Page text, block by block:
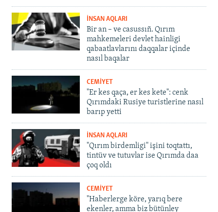
İNSAN AQLARI
Bir an – ve casussıñ. Qırım
mahkemeleri devlet hainligi
qabaatlavlarını daqqalar içinde
nasıl baqalar
CEMİYET
"Er kes qaça, er kes kete": cenk
Qırımdaki Rusiye turistlerine nasıl
barıp yetti
İNSAN AQLARI
"Qırım birdemligi" işini toqtattı,
tintüv ve tutuvlar ise Qırımda daa
çoq oldı
CEMİYET
"Haberlerge köre, yarıq bere
ekenler, amma biz bütünley